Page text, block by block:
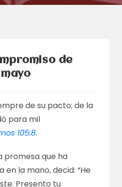
de
de su pacto; de la
para mil
105:8.
promesa que ha
en la mano, decid: “He
Presento tu